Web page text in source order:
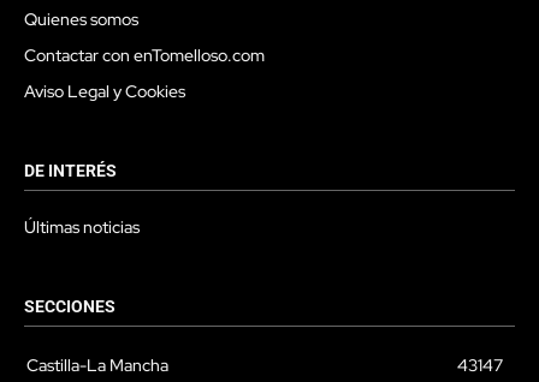
Quienes somos
Contactar con enTomelloso.com
Aviso Legal y Cookies
DE INTERÉS
Últimas noticias
SECCIONES
Castilla-La Mancha 43147